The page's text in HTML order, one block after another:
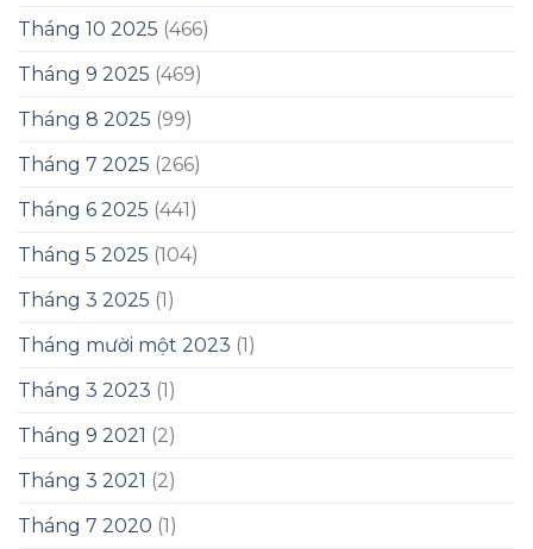
Tháng 10 2025 (466)
Tháng 9 2025 (469)
Tháng 8 2025 (99)
Tháng 7 2025 (266)
Tháng 6 2025 (441)
Tháng 5 2025 (104)
Tháng 3 2025 (1)
Tháng mười một 2023 (1)
Tháng 3 2023 (1)
Tháng 9 2021 (2)
Tháng 3 2021 (2)
Tháng 7 2020 (1)